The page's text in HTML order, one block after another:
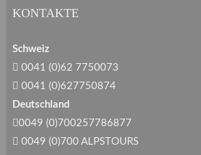
KONTAKTE
Schweiz
0041 (0)62 7750073
0041 (0)627750874
Deutschland
0049 (0)700257786877
0049 (0)700 ALPSTOURS